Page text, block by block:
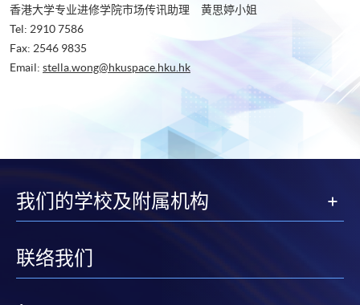
香港大学专业进修学院市场传讯助理 黄思婷小姐
Tel: 2910 7586
Fax: 2546 9835
Email: stella.wong@hkuspace.hku.hk
我们的学校及附属机构
联络我们